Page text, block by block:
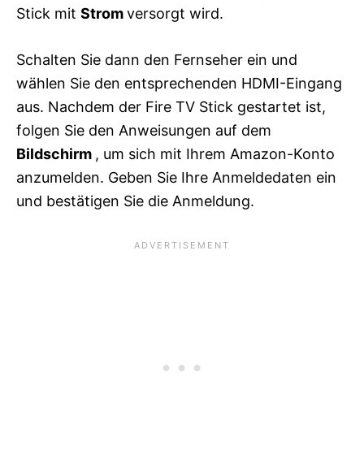
Stick mit Stromversorgt wird.
Schalten Sie dann den Fernseher ein und
wählen Sie den entsprechenden HDMI-Eingang
aus. Nachdem der Fire TV Stick gestartet ist,
folgen Sie den Anweisungen auf dem
Bildschirm , um sich mit Ihrem Amazon-Konto
anzumelden. Geben Sie Ihre Anmeldedaten ein
und bestätigen Sie die Anmeldung.